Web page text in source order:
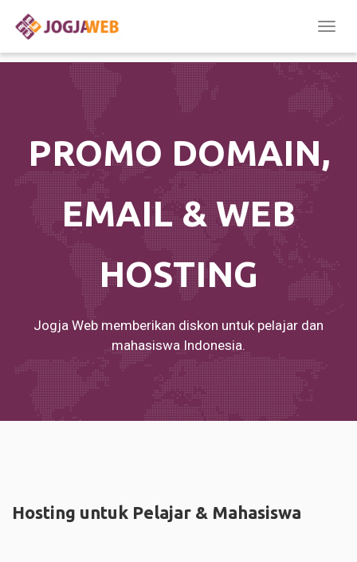
PROMO DOMAIN,
EMAIL & WEB
HOSTING
Jogja Web memberikan diskon untuk pelajar dan
mahasiswa Indonesia.
Hosting untuk Pelajar & Mahasiswa